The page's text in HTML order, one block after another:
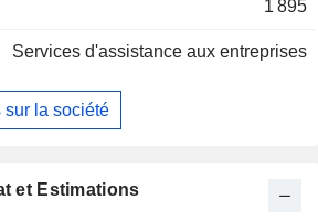
que des services d’immatriculation et
les sociétés de location de
fournit également des services de
et des infractions. Le segment
municipalités, comtés, districts
1 895
Services d'assistance aux entreprises
sur la société
et Estimations